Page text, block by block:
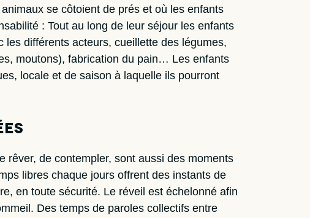
se côtoient de prés et où les enfants
: Tout au long de leur séjour les enfants
différents acteurs, cueillette des légumes,
moutons), fabrication du pain… Les enfants
locale et de saison à laquelle ils pourront
rêver, de contempler, sont aussi des moments
libres chaque jours offrent des instants de
en toute sécurité. Le réveil est échelonné afin
Des temps de paroles collectifs entre